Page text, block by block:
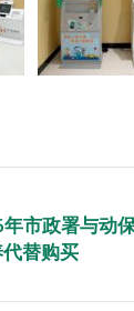
市政署与动
替购买